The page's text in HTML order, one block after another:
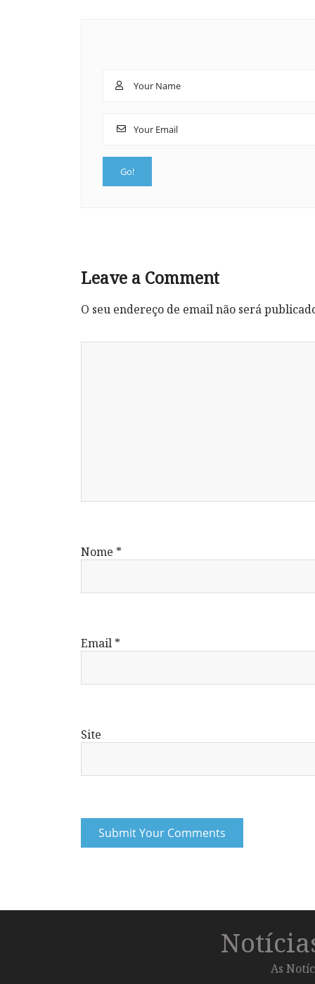
Leave a Comment
O seu endereço de email não será
Nome *
Email *
Site
As